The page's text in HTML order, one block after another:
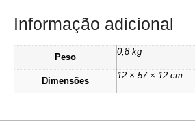
Informação adicional
Peso
0,8 kg
Dimensões
12 × 57 × 12 cm